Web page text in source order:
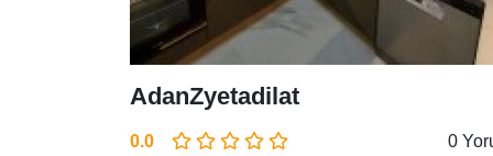
AdanZyetadilat
0.0 0